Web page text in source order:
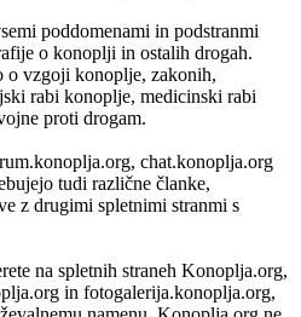
poddomenami in podstranmi
o konoplji in ostalih drogah.
o vzgoji konoplje, zakonih,
rabi konoplje, medicinski rabi
proti drogam.
chat.konoplja.org
tudi različne članke,
z drugimi spletnimi stranmi s
na spletnih straneh Konoplja.org,
in fotogalerija.konoplja.org,